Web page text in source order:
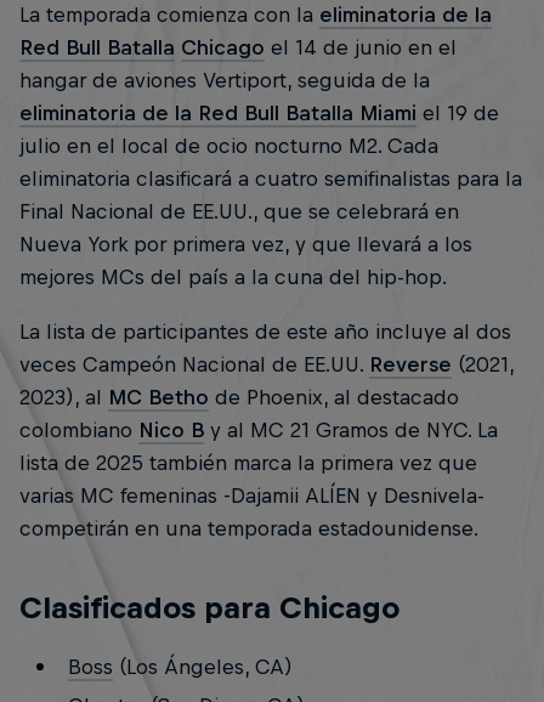
La temporada comienza con la eliminatoria de la
Red Bull Batalla Chicago el 14 de junio en el
hangar de aviones Vertiport, seguida de la
eliminatoria de la Red Bull Batalla Miami el 19 de
julio en el local de ocio nocturno M2. Cada
eliminatoria clasificará a cuatro semifinalistas para la
Final Nacional de EE.UU., que se celebrará en
Nueva York por primera vez, y que llevará a los
mejores MCs del país a la cuna del hip-hop.
La lista de participantes de este año incluye al dos
veces Campeón Nacional de EE.UU. Reverse (2021,
2023), al MC Betho de Phoenix, al destacado
colombiano Nico B y al MC 21 Gramos de NYC. La
lista de 2025 también marca la primera vez que
varias MC femeninas -Dajamii ALÍEN y Desnivela-
competirán en una temporada estadounidense.
Clasificados para Chicago
Boss (Los Ángeles, CA)